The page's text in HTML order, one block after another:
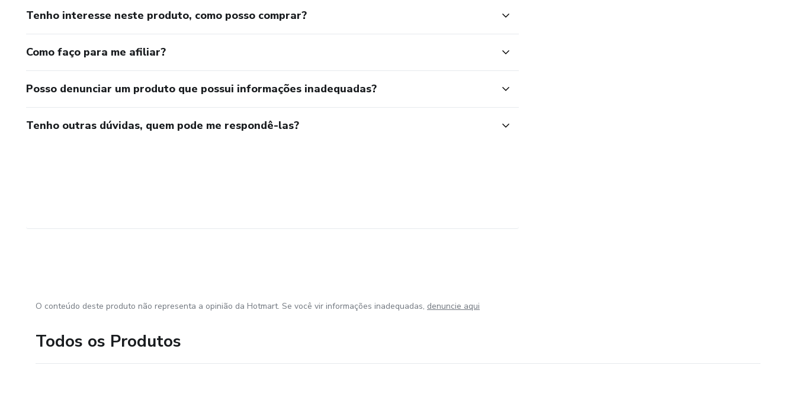
Tenho interesse neste produto, como posso comprar?
Como faço para me afiliar?
Posso denunciar um produto que possui informações inadequadas?
Tenho outras dúvidas, quem pode me respondê-las?
O conteúdo deste produto não representa a opinião da Hotmart. Se você vir informações inadequadas, denuncie aqui
Todos os Produtos